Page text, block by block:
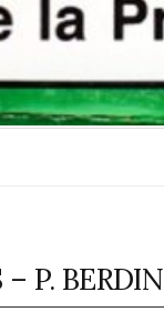
P. BERDIN